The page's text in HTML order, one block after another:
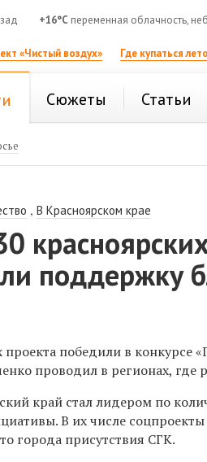
+16°C переменная облачность,
«Чистый воздух» Где купаться
Сюжеты Статьи
,В Красноярском крае
поддержку
проекта победили в
проводил в регионах, где
край стал лидером по
В их числе
города присутствия СГК.